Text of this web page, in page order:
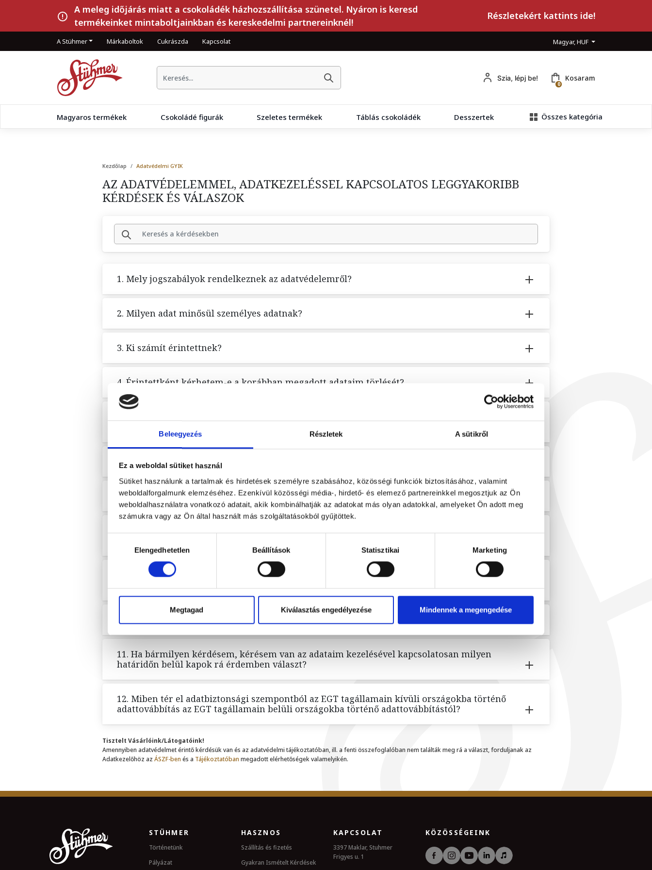
Beleegyezés Részletek A sütikről
Ez a weboldal sütiket használ
Sütiket használunk a tartalmak és hirdetések személyre szabásához, közösségi funkciók biztosításához, valamint
weboldalforgalmunk elemzéséhez. Ezenkívül közösségi média-, hirdető- és elemező partnereinkkel megosztjuk az Ön
weboldalhasználatra vonatkozó adatait, akik kombinálhatják az adatokat más olyan adatokkal, amelyeket Ön adott meg
számukra vagy az Ön által használt más szolgáltatásokból gyűjtöttek.
kiválasztásaElengedhetetlen Beállítások Statisztikai Marketing
Megtagad Kiválasztás engedélyezése Mindennek a megengedése
A meleg időjárás miatt a csokoládék házhozszállítása szünetel. Nyáron is keresd
termékeinket mintaboltjainkban és kereskedelmi partnereinknél!
Részletekért kattints ide!
A Stühmer Márkaboltok Cukrászda Kapcsolat Magyar, HUF
Szia, lépj be!
0
Kosaram
Magyaros termékek Csokoládé figurák Szeletes termékek Táblás csokoládék Desszertek Összes kategória
Kezdőlap Adatvédelmi GYIK
AZ ADATVÉDELEMMEL, ADATKEZELÉSSEL KAPCSOLATOS LEGGYAKORIBB
KÉRDÉSEK ÉS VÁLASZOK
1. Mely jogszabályok rendelkeznek az adatvédelemről?
2. Milyen adat minősül személyes adatnak?
3. Ki számít érintettnek?
4. Érintettként kérhetem-e a korábban megadott adataim törlését?
6. A webáruház az általam megadott személyes adatokat továbbítja-e valakinek és ha igen miért?
7. Milyen jogaim és jogorvoslati lehetőségeim vannak érintettként?
8. Mikor és milyen módon kérhetem az adataim törlését, módosítását, helyesbítését, vagy
9. Van-e bármilyen költsége, vagy feltétele annak, ha kérem az adataim módosítását,
11. Ha bármilyen kérdésem, kérésem van az adataim kezelésével kapcsolatosan milyen
határidőn belül kapok rá érdemben választ?
12. Miben tér el adatbiztonsági szempontból az EGT tagállamain kívüli országokba történő
adattovábbítás az EGT tagállamain belüli országokba történő adattovábbítástól?
Tisztelt Vásárlóink/Látogatóink!
Amennyiben adatvédelmet érintő kérdésük van és az adatvédelmi tájékoztatóban, ill. a fenti összefoglalóban nem találták meg rá a választ, forduljanak az
Adatkezelőhöz az ÁSZF-ben és a Tájékoztatóban megadott elérhetőségek valamelyikén.
STÜHMER
Történetünk
Pályázat
HASZNOS
Szállítás és fizetés
Gyakran Ismételt Kérdések
KAPCSOLAT
3397 Maklar, Stuhmer
Frigyes u. 1
KÖZÖSSÉGEINK